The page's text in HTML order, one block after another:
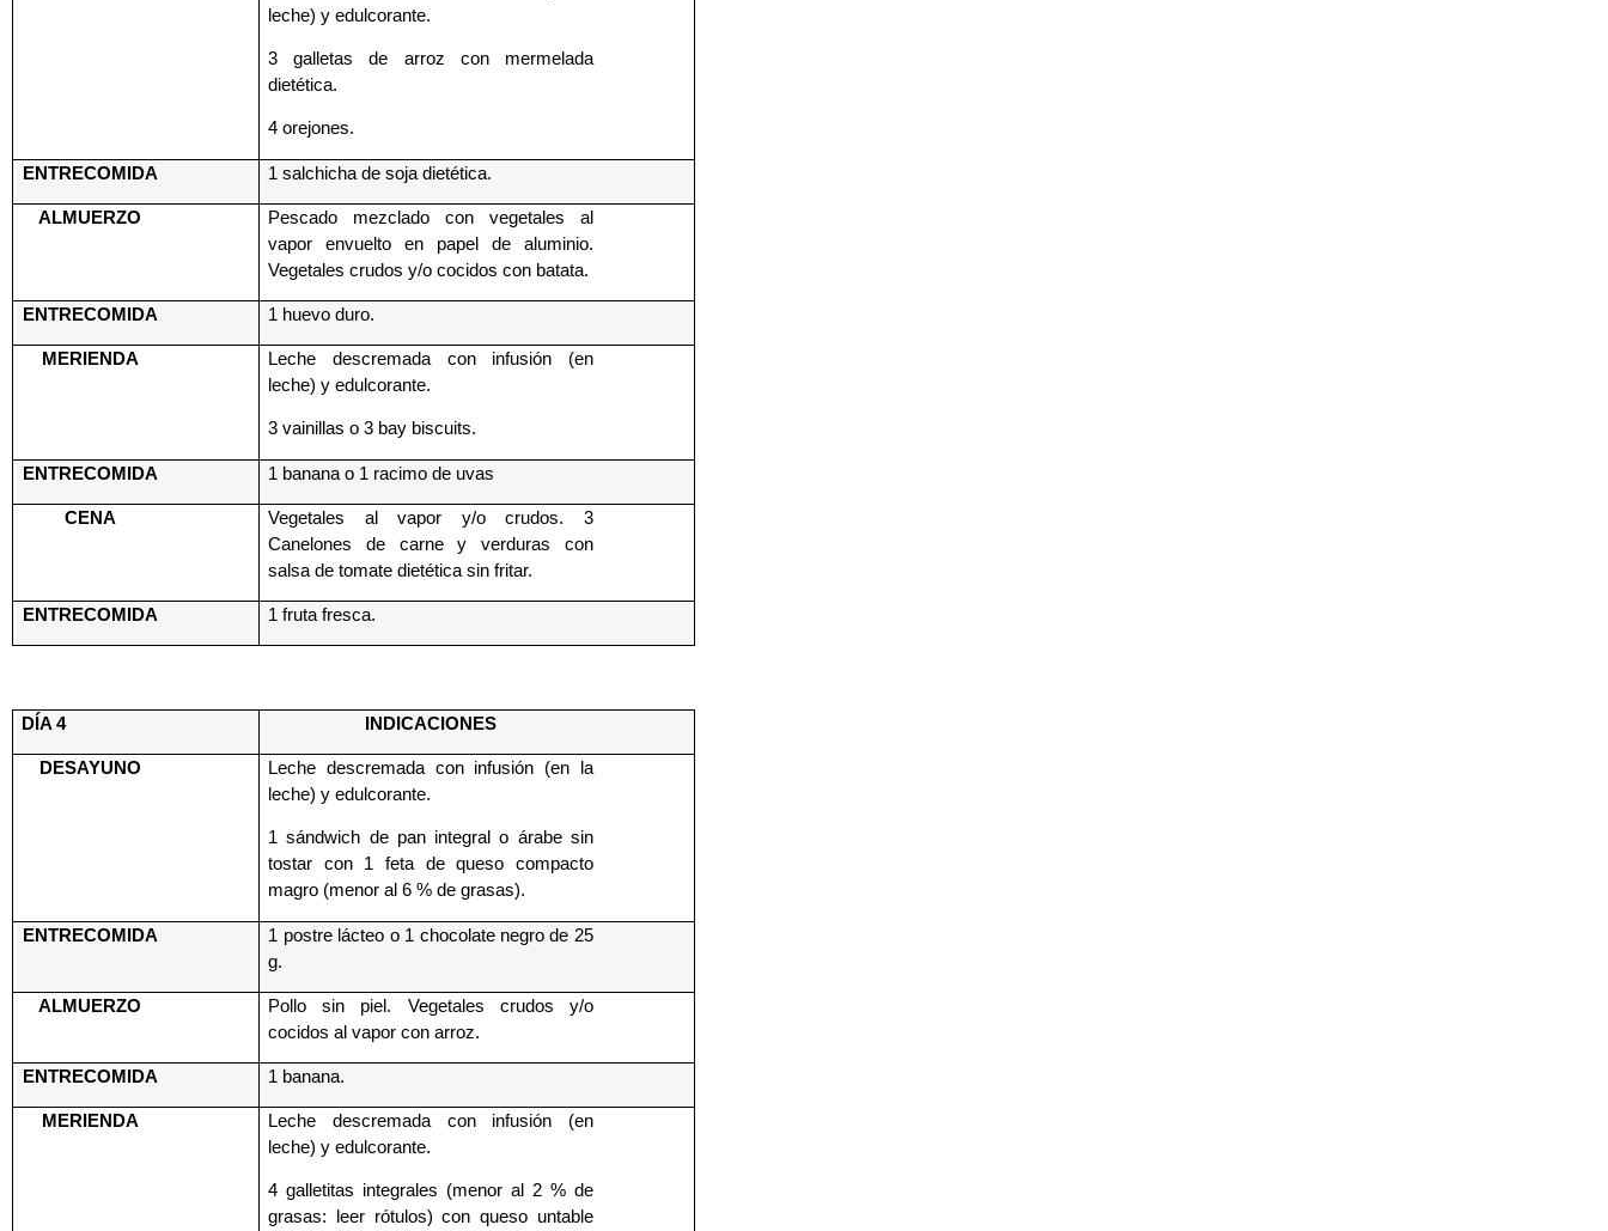
leche) y edulcorante.
3 galletas de arroz con mermelada
dietética.
4 orejones.
ENTRECOMIDA 1 salchicha de soja dietética.
ALMUERZO
Pescado mezclado con vegetales al
vapor envuelto en papel de aluminio.
Vegetales crudos y/o cocidos con batata.
ENTRECOMIDA 1 huevo duro.
MERIENDA
Leche descremada con infusión (en
leche) y edulcorante.
3 vainillas o 3 bay biscuits.
ENTRECOMIDA 1 banana o 1 racimo de uvas
CENA
Vegetales al vapor y/o crudos. 3
Canelones de carne y verduras con
salsa de tomate dietética sin fritar.
ENTRECOMIDA 1 fruta fresca.
DÍA 4 INDICACIONES
DESAYUNO
Leche descremada con infusión (en la
leche) y edulcorante.
1 sándwich de pan integral o árabe sin
tostar con 1 feta de queso compacto
magro (menor al 6 % de grasas).
ENTRECOMIDA
1 postre lácteo o 1 chocolate negro de 25
g.
ALMUERZO
Pollo sin piel. Vegetales crudos y/o
cocidos al vapor con arroz.
ENTRECOMIDA 1 banana.
MERIENDA
Leche descremada con infusión (en
leche) y edulcorante.
4 galletitas integrales (menor al 2 % de
grasas: leer rótulos) con queso untable